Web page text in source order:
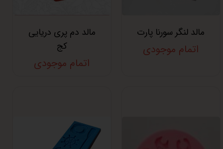
مالد لنگر سورنا پارت
اتمام موجودی
مالد دم پری دریایی
کج
اتمام موجودی